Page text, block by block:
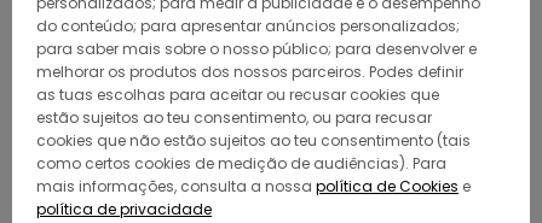
do conteúdo; para apresentar anúncios personalizados;
para saber mais sobre o nosso público; para desenvolver e
melhorar os produtos dos nossos parceiros. Podes definir
as tuas escolhas para aceitar ou recusar cookies que
estão sujeitos ao teu consentimento, ou para recusar
cookies que não estão sujeitos ao teu consentimento (tais
como certos cookies de medição de audiências). Para
mais informações, consulta a nossa política de Cookies e
política de privacidade